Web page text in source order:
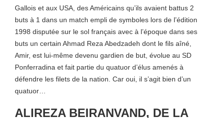
Gallois et aux USA, des Américains qu’ils avaient battus 2
buts à 1 dans un match empli de symboles lors de l’édition
1998 disputée sur le sol français avec à l’époque dans ses
buts un certain Ahmad Reza Abedzadeh dont le fils aîné,
Amir, est lui-même devenu gardien de but, évolue au SD
Ponferradina et fait partie du quatuor d’élus amenés à
défendre les filets de la nation. Car oui, il s’agit bien d’un
quatuor…
ALIREZA BEIRANVAND, DE LA